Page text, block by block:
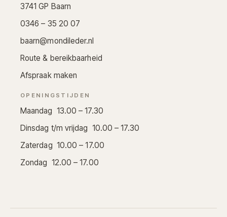
3741 GP Baarn
0346 – 35 20 07
baarn@mondileder.nl
Route & bereikbaarheid
Afspraak maken
OPENINGSTIJDEN
Maandag 13.00 – 17.30
Dinsdag t/m vrijdag 10.00 – 17.30
Zaterdag 10.00 – 17.00
Zondag 12.00 – 17.00